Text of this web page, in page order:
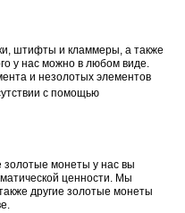
штифты и кламмеры, а также
у нас можно в любом виде.
и незолотых элементов
с помощью
золотые монеты у нас вы
ценности. Мы
другие золотые монеты